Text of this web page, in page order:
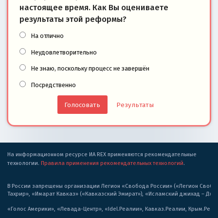
настоящее время. Как Вы оцениваете
результаты этой реформы?
На отлично
Неудовлетворительно
Не знаю, поскольку процесс не завершён
Посредственно
Результаты
На информационном ресурсе ИА REX применяются рекомендательные
технологии. Правила применения рекомендательных технологий.
В России запрещены организации Легион «Свобода России» («Легион
Тахрир», «Имарат Кавказ» («Кавказский Эмират»), «Исламский джихад –
«Голос Америки», «Левада-Центр», «Idel.Реалии», Кавказ.Реалии,